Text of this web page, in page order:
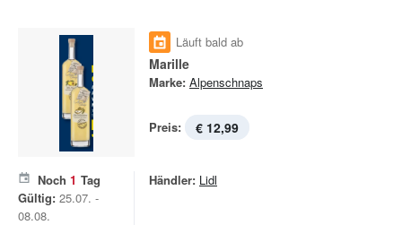
Läuft bald ab
Marille
Marke: Alpenschnaps
Preis: € 12,99
Noch 1 Tag
Gültig: 25.07. -
08.08.
Händler: Lidl